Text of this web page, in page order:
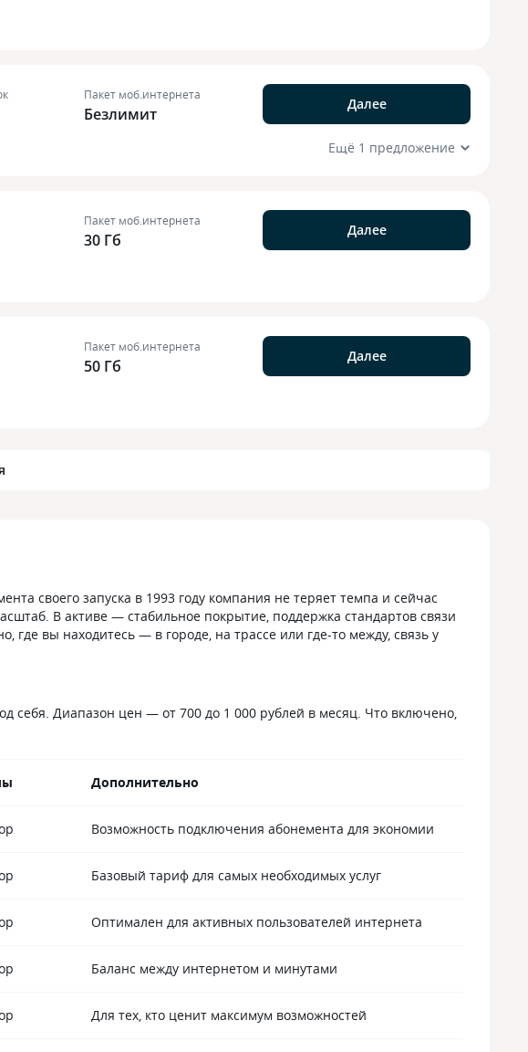
Пакет моб.интернета
Безлимит
Далее
Ещё 1 предложение
Пакет моб.интернета
30 Гб
Далее
Пакет моб.интернета
50 Гб
Далее
своего запуска в 1993 году компания не теряет темпа и сейчас
В активе — стабильное покрытие, поддержка стандартов связи
вы находитесь — в городе, на трассе или где-то между, связь у
себя. Диапазон цен — от 700 до 1 000 рублей в месяц. Что включено,
Дополнительно
Возможность подключения абонемента для экономии
Базовый тариф для самых необходимых услуг
Оптимален для активных пользователей интернета
Баланс между интернетом и минутами
Для тех, кто ценит максимум возможностей